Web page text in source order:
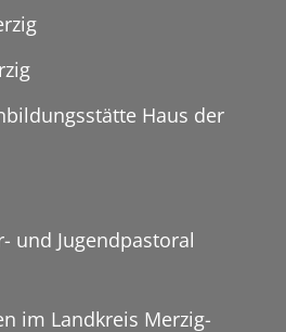
Haus der
und Jugendpastoral
im Landkreis Merzig-